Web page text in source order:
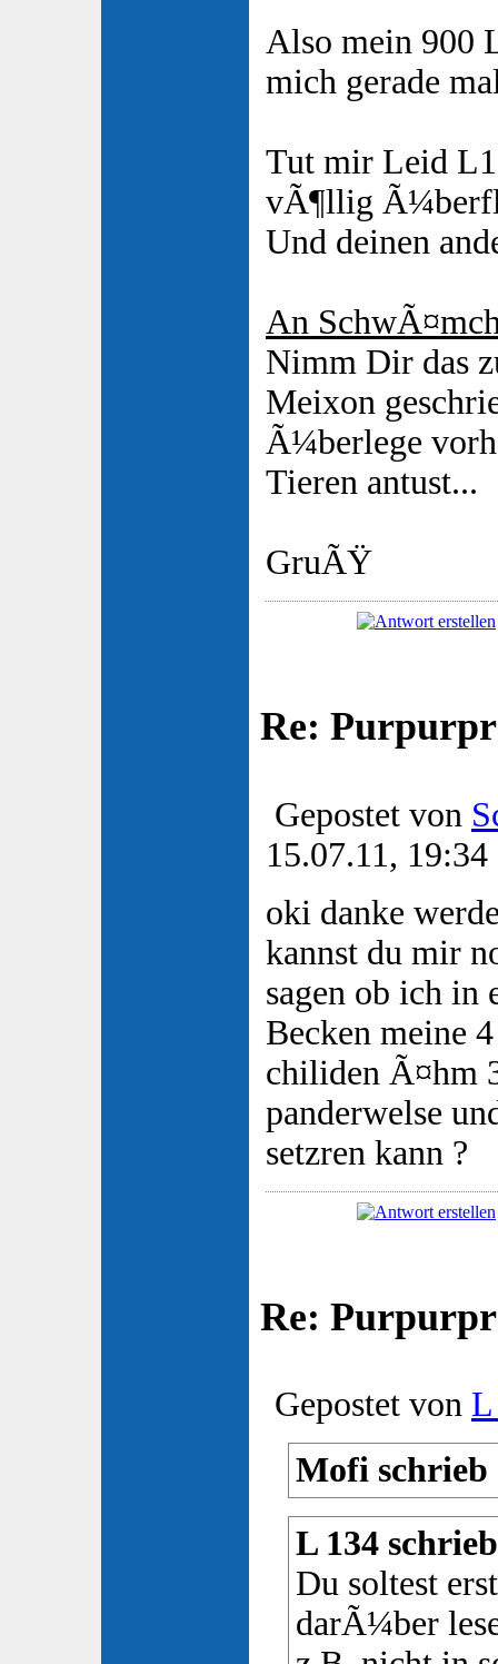
Also mein 900
mich gerade
Tut mir Leid
vÃ¶llig
Und deinen
An
Nimm Dir das
Meixon
Ã¼berlege
Tieren antust...
GruÃŸ
Re:
Gepostet von
15.07.11, 19:34
oki danke
kannst du mir
sagen ob ich in
Becken meine
chiliden Ã¤hm
panderwelse
setzren kann ?
Re:
Gepostet von L
Mofi schrieb
L 134
Du soltest
darÃ¼ber